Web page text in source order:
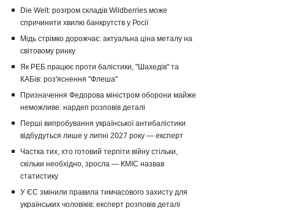
Die Welt: розгром складів Wildberries може
спричинити хвилю банкрутств у Росії
Мідь стрімко дорожчає: актуальна ціна металу на
світовому ринку
Як РЕБ працює проти балістики, "Шахедів" та
КАБів: роз'яснення "Флеша"
Призначення Федорова міністром оборони майже
неможливе: нардеп розповів деталі
Перші випробування української антибалістики
відбудуться лише у липні 2027 року — експерт
Частка тих, хто готовий терпіти війну стільки,
скільки необхідно, зросла — КМІС назвав
статистику
У ЄС змінили правила тимчасового захисту для
українських чоловіків: експерт розповів деталі